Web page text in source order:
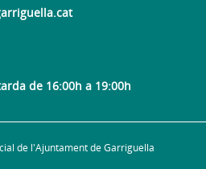
de 16:00h a 19:00h
de l'Ajuntament de Garriguella